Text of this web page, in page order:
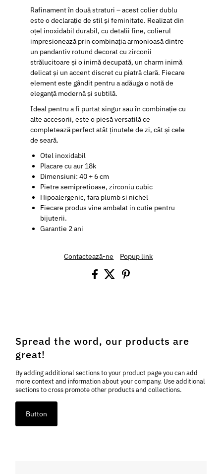
Rafinament în două straturi – acest colier dublu
este o declarație de stil și feminitate. Realizat din
oțel inoxidabil durabil, cu detalii fine, colierul
impresionează prin combinația armonioasă dintre
un pandantiv rotund decorat cu zirconii
strălucitoare și o inimă decupată, un charm inimă
delicat și un accent discret cu piatră clară. Fiecare
element este gândit pentru a adăuga o notă de
eleganță modernă și subtilă.
Ideal pentru a fi purtat singur sau în combinație cu
alte accesorii, este o piesă versatilă ce
completează perfect atât ținutele de zi, cât și cele
de seară.
Otel inoxidabil
Placare cu aur 18k
Dimensiuni: 40 + 6 cm
Pietre semipretioase, zirconiu cubic
Hipoalergenic, fara plumb si nichel
Fiecare produs vine ambalat in cutie pentru
bijuterii.
Garantie 2 ani
Contactează-ne Popup link
Spread the word, our products are
great!
By adding additional sections to your product page you can add
more context and information about your company. Use additional
sections to cross promote other products and collections.
Button